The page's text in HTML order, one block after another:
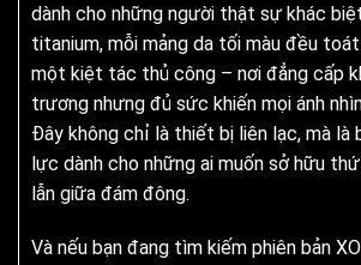
dành cho những người thật sự khác
titanium, mỗi mảng da tối màu đều
một kiệt tác thủ công – nơi đẳng cấp
trương nhưng đủ sức khiến mọi ánh
Đây không chỉ là thiết bị liên lạc, mà là
lực dành cho những ai muốn sở hữu
lẫn giữa đám đông.
Và nếu bạn đang tìm kiếm phiên bản